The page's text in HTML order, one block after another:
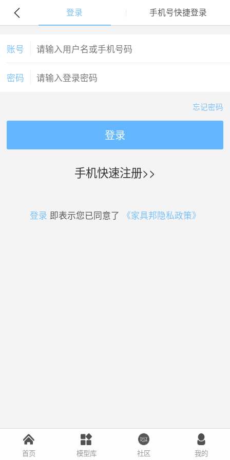
登录 手机号快捷登录
账号
密码
忘记密码
登录
手机快速注册>>
登录 即表示您已同意了 《家具邦隐私政策》
首页 模型库 社区 我的